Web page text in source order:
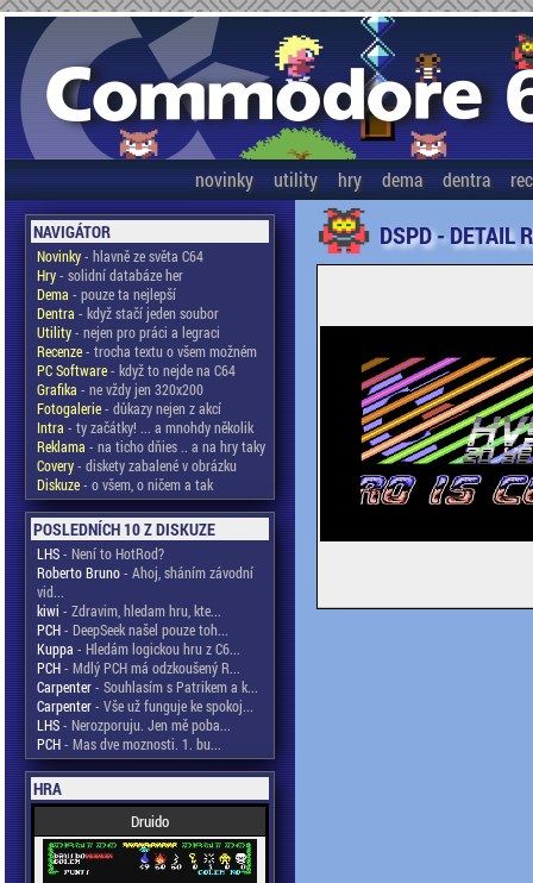
novinky utility hry dema dentra
NAVIGÁTOR
Novinky- hlavně ze světa C64
Hry- solidní databáze her
Dema - pouze ta nejlepší
Dentra - když stačí jeden soubor
Utility- nejen pro práci a legraci
Recenze- trocha textu o všem možném
PC Software- když to nejde na C64
Grafika - ne vždy jen 320x200
Fotogalerie- důkazy nejen z akcí
Intra - ty začátky! ... a mnohdy několik
Reklama - na ticho dňies .. a na hry taky
Covery- diskety zabalené v obrázku
Diskuze- o všem, o ničem a tak
POSLEDNÍCH 10 Z DISKUZE
LHS- Není to HotRod?
Roberto Bruno- Ahoj, sháním závodní
vid...
kiwi - Zdravim, hledam hru, kte...
PCH- DeepSeek našel pouze toh...
Kuppa - Hledám logickou hru z C6...
PCH- Mdlý PCH má odzkoušený R...
Carpenter- Souhlasím s Patrikem a k...
Carpenter- Vše už funguje ke spokoj...
LHS- Nerozporuju. Jen mě poba...
PCH- Mas dve moznosti. 1. bu...
HRA
Druido
DSPD - DETAIL